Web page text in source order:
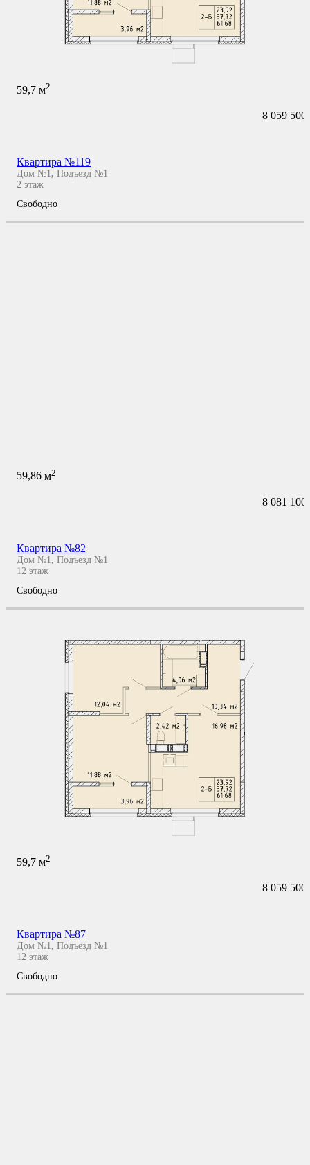
59,7 м2
8 059 500
Квартира №119
Дом №1, Подъезд №1
2 этаж
Свободно
59,86 м2
8 081 100
Квартира №82
Дом №1, Подъезд №1
12 этаж
Свободно
59,7 м2
8 059 500
Квартира №87
Дом №1 , Подъезд №1
12 этаж
Свободно